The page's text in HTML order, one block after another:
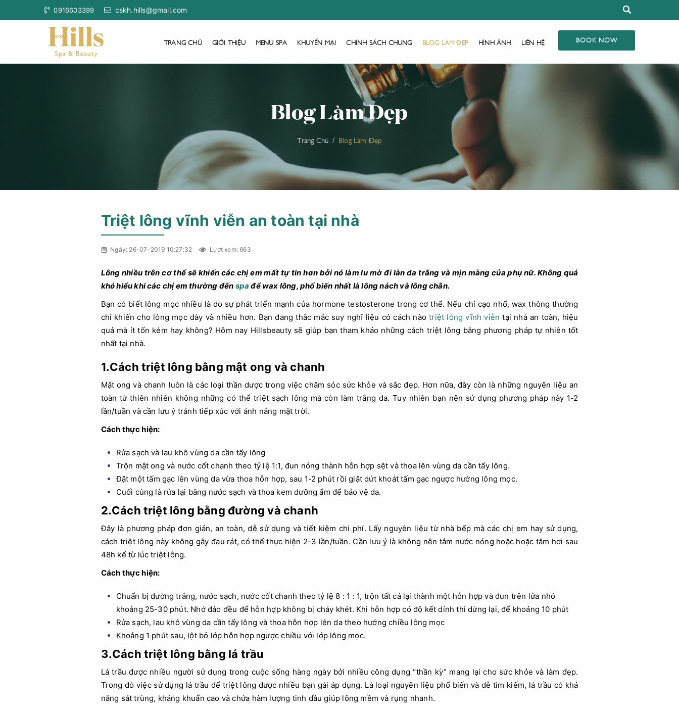
0916603399 cskh.hills@gmail.com
TRANG CHỦ GIỚI THIỆU MENU SPA KHUYẾN MẠI CHÍNH SÁCH CHUNG BLOG LÀM ĐẸP HÌNH ẢNH LIÊN HỆ BOOK NOW
Blog Làm Đẹp
Trang Chủ Blog Làm Đẹp
Triệt lông vĩnh viễn an toàn tại nhà
Ngày: 26-07-2019 10:27:32 Lượt xem: 663
Lông nhiều trên cơ thể sẽ khiến các chị em mất tự tin hơn bởi nó làm lu mờ đi làn da trắng và mịn màng của phụ nữ. Không quá
khó hiểu khi các chị em thường đến spa để wax lông, phổ biến nhất là lông nách và lông chân.
Bạn có biết lông mọc nhiều là do sự phát triển mạnh của hormone testosterone trong cơ thể. Nếu chỉ cạo nhổ, wax thông thường
chỉ khiến cho lông mọc dày và nhiều hơn. Bạn đang thắc mắc suy nghĩ liệu có cách nàotriệt lông vĩnh viễn tại nhà an toàn, hiệu
quả mà ít tốn kém hay không? Hôm nay Hillsbeauty sẽ giúp bạn tham khảo những cách triệt lông bằng phương pháp tự nhiên tốt
nhất tại nhà.
1.Cách triệt lông bằng mật ong và chanh
Mật ong và chanh luôn là các loại thần dược trong việc chăm sóc sức khỏe và sắc đẹp. Hơn nữa, đây còn là những nguyên liệu an
toàn từ thiên nhiên không những có thể triệt sạch lông mà còn làm trắng da. Tuy nhiên bạn nên sử dụng phương pháp này 1-2
lần/tuần và cần lưu ý tránh tiếp xúc với ánh nắng mặt trời.
Cách thực hiện:
Rửa sạch và lau khô vùng da cần tẩy lông
Trộn mật ong và nước cốt chanh theo tỷ lệ 1:1, đun nóng thành hỗn hợp sệt và thoa lên vùng da cần tẩy lông.
Đặt một tấm gạc lên vùng da vừa thoa hỗn hợp, sau 1-2 phút rồi giật dứt khoát tấm gạc ngược hướng lông mọc.
Cuối cùng là rửa lại bằng nước sạch và thoa kem dưỡng ẩm để bảo vệ da.
2.Cách triệt lông bằng đường và chanh
Đây là phương pháp đơn giản, an toàn, dễ sử dụng và tiết kiệm chi phí. Lấy nguyên liệu từ nhà bếp mà các chị em hay sử dụng,
cách triệt lông này không gây đau rát, có thể thực hiện 2-3 lần/tuần. Cần lưu ý là không nên tắm nước nóng hoặc hoặc tắm hơi sau
48h kể từ lúc triệt lông.
Cách thực hiện:
Chuẩn bị đường trắng, nước sạch, nước cốt chanh theo tỷ lệ 8 : 1 : 1, trộn tất cả lại thành một hỗn hợp và đun trên lửa nhỏ
khoảng 25-30 phút. Nhớ đảo đều để hỗn hợp không bị cháy khét. Khi hỗn hợp có độ kết dính thì dừng lại, để khoảng 10 phút
Rửa sạch, lau khô vùng da cần tẩy lông và thoa hỗn hợp lên da theo hướng chiều lông mọc
Khoảng 1 phút sau, lột bỏ lớp hỗn hợp ngược chiều với lớp lông mọc.
3.Cách triệt lông bằng lá trầu
Lá trầu được nhiều người sử dụng trong cuộc sống hàng ngày bởi nhiều công dụng “thần kỳ” mang lại cho sức khỏe và làm đẹp.
Trong đó việc sử dụng lá trầu để triệt lông được nhiều bạn gái áp dụng. Là loại nguyên liệu phổ biến và dễ tìm kiếm, lá trầu có khả
năng sát trùng, kháng khuẩn cao và chứa hàm lượng tinh dầu giúp lông mềm và rụng nhanh.